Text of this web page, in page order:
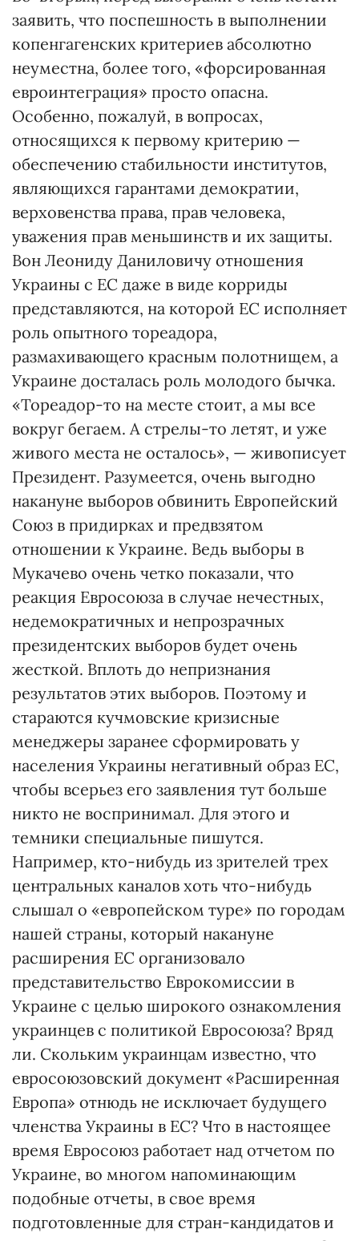
заявить, что поспешность в выполнении
копенгагенских критериев абсолютно
неуместна, более того, «форсированная
евроинтеграция» просто опасна.
Особенно, пожалуй, в вопросах,
относящихся к первому критерию —
обеспечению стабильности институтов,
являющихся гарантами демократии,
верховенства права, прав человека,
уважения прав меньшинств и их защиты.
Вон Леониду Даниловичу отношения
Украины с ЕС даже в виде корриды
представляются, на которой ЕС исполняет
роль опытного тореадора,
размахивающего красным полотнищем, а
Украине досталась роль молодого бычка.
«Тореадор-то на месте стоит, а мы все
вокруг бегаем. А стрелы-то летят, и уже
живого места не осталось», — живописует
Президент. Разумеется, очень выгодно
накануне выборов обвинить Европейский
Союз в придирках и предвзятом
отношении к Украине. Ведь выборы в
Мукачево очень четко показали, что
реакция Евросоюза в случае нечестных,
недемократичных и непрозрачных
президентских выборов будет очень
жесткой. Вплоть до непризнания
результатов этих выборов. Поэтому и
стараются кучмовские кризисные
менеджеры заранее сформировать у
населения Украины негативный образ ЕС,
чтобы всерьез его заявления тут больше
никто не воспринимал. Для этого и
темники специальные пишутся.
Например, кто-нибудь из зрителей трех
центральных каналов хоть что-нибудь
слышал о «европейском туре» по городам
нашей страны, который накануне
расширения ЕС организовало
представительство Еврокомиссии в
Украине с целью широкого ознакомления
украинцев с политикой Евросоюза? Вряд
ли. Скольким украинцам известно, что
евросоюзовский документ «Расширенная
Европа» отнюдь не исключает будущего
членства Украины в ЕС? Что в настоящее
время Евросоюз работает над отчетом по
Украине, во многом напоминающим
подобные отчеты, в свое время
подготовленные для стран-кандидатов и